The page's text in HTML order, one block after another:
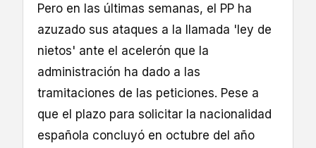
Pero en las últimas semanas, el PP ha
azuzado sus ataques a la llamada 'ley de
nietos' ante el acelerón que la
administración ha dado a las
tramitaciones de las peticiones. Pese a
que el plazo para solicitar la nacionalidad
española concluyó en octubre del año